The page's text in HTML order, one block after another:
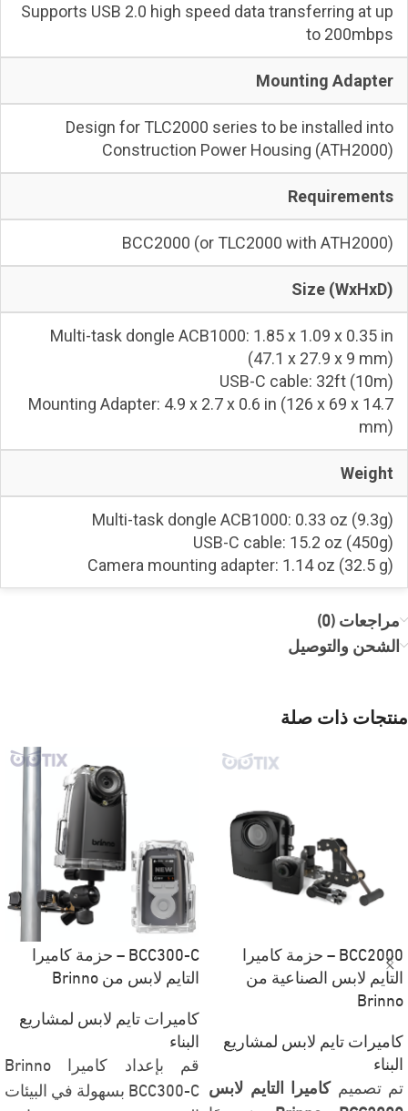
Supports USB 2.0 high speed data transferring at up
to 200mbps
Mounting Adapter
Design for TLC2000 series to be installed into
Construction Power Housing (ATH2000)
Requirements
BCC2000 (or TLC2000 with ATH2000)
Size (WxHxD)
Multi-task dongle ACB1000: 1.85 x 1.09 x 0.35 in
(47.1 x 27.9 x 9 mm)
USB-C cable: 32ft (10m)
Mounting Adapter: 4.9 x 2.7 x 0.6 in (126 x 69 x 14.7
mm)
Weight
Multi-task dongle ACB1000: 0.33 oz (9.3g)
USB-C cable: 15.2 oz (450g)
Camera mounting adapter: 1.14 oz (32.5 g)
مراجعات (0)
الشحن والتوصيل
منتجات ذات صلة
BCC2000 – حزمة كاميرا
التايم لابس الصناعية من
Brinno
كاميرات تايم لابس لمشاريع
البناء
تم تصميمكاميرا التايم لابس
BCC300-C – حزمة كاميرا
التايم لابس من Brinno
كاميرات تايم لابس لمشاريع
البناء
قم بإعداد كاميرا Brinno
BCC300-C بسهولة في البيئات